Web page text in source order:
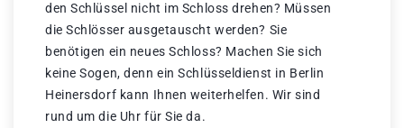
den Schlüssel nicht im Schloss drehen? Müssen
die Schlösser ausgetauscht werden? Sie
benötigen ein neues Schloss? Machen Sie sich
keine Sogen, denn ein Schlüsseldienst in Berlin
Heinersdorf kann Ihnen weiterhelfen. Wir sind
rund um die Uhr für Sie da.